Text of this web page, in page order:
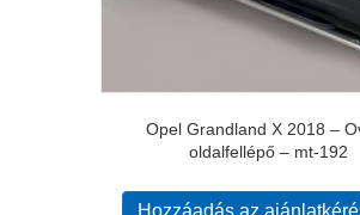
Opel Grandland X 2018 –
oldalfellépő – mt-192